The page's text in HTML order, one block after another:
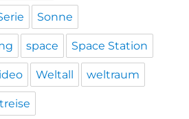
Sonne
space Space Station
Weltall weltraum